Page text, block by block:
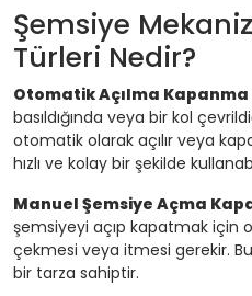
Şemsiye
Türleri Nedir?
Otomatik Açılma Kapanma
basıldığında veya bir kol
otomatik olarak açılır veya
hızlı ve kolay bir şekilde
Manuel Şemsiye Açma
şemsiyeyi açıp kapatmak için
çekmesi veya itmesi gerekir.
bir tarza sahiptir.